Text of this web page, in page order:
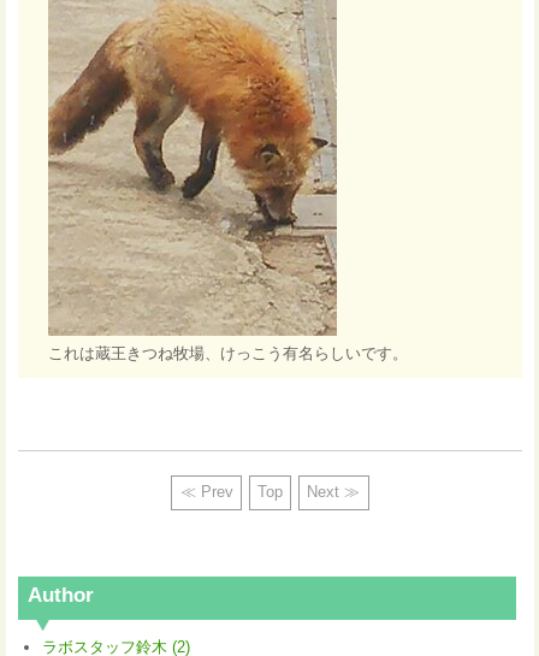
これは蔵王きつね牧場、けっこう有名らしいです。
≪ Prev Top Next ≫
Author
ラボスタッフ鈴木 (2)